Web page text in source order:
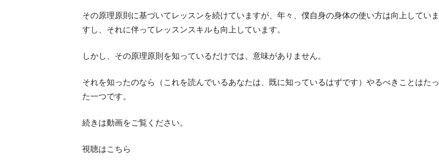
その原理原則に基づいてレッスンを続けていますが、年々、僕自身の身体の使い方は向上していま
すし、それに伴ってレッスンスキルも向上しています。
しかし、その原理原則を知っているだけでは、意味がありません。
それを知ったのなら（これを読んでいるあなたは、既に知っているはずです）やるべきことはたっ
た一つです。
続きは動画をご覧ください。
視聴はこちら